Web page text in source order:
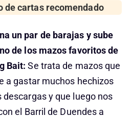
de cartas recomendado
un par de barajas y sube
de los mazos favoritos de
Bait:Se trata de mazos que
a gastar muchos hechizos
y que luego nos
el Barril de Duendes a